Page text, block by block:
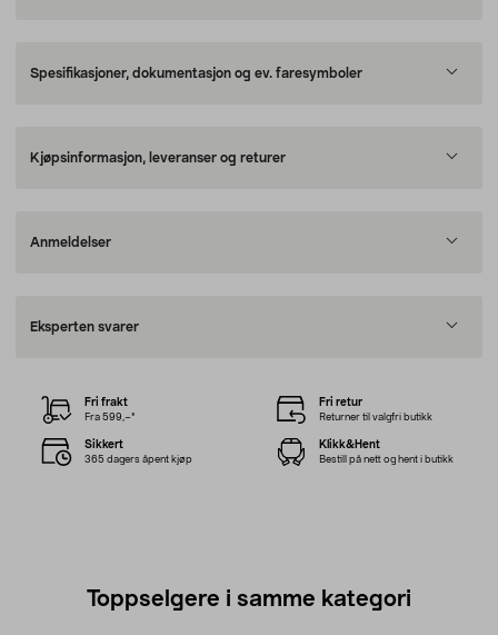
Spesifikasjoner, dokumentasjon og ev. faresymboler
Kjøpsinformasjon, leveranser og returer
Anmeldelser
Eksperten svarer
Fri frakt
Fra 599,–*
Fri retur
Returner til valgfri butikk
Sikkert
365 dagers åpent kjøp
Klikk&Hent
Bestill på nett og hent i butikk
Toppselgere i samme kategori